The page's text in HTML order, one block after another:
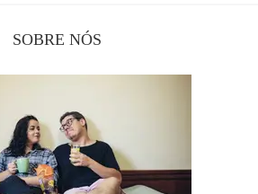
SOBRE NÓS